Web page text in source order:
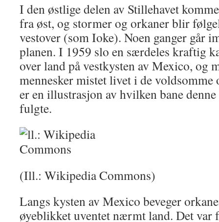
I den østlige delen av Stillehavet
fra øst, og stormer og orkaner blir
vestover (som Ioke). Noen ganger går
planen. I 1959 slo en særdeles kraftig
over land på vestkysten av Mexico, og
mennesker mistet livet i de voldsomme
er en illustrasjon av hvilken bane
fulgte.
(Ill.: Wikipedia Commons)
Langs kysten av Mexico beveger
øyeblikket uventet nærmt land. Det var